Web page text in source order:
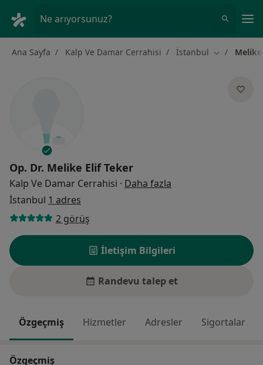
Ne arıyorsunuz?
Ana Sayfa Kalp Ve Damar Cerrahisi İstanbul Şehir
Op. Dr. Melike Elif Teker
Kalp Ve Damar Cerrahisi · Daha fazla
İstanbul 1 adres
2 görüş
İletişim Bilgileri
Randevu talep et
Özgeçmiş Hizmetler Adresler Sigortalar
Özgeçmiş